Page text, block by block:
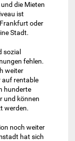
die Mieten
ist
oder
Stadt.
sozial
fehlen.
weiter
auf rentable
hunderte
und können
werden.
noch weiter
hat sich